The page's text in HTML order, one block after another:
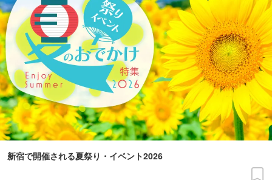
新宿で開催される夏祭り・イベント2026